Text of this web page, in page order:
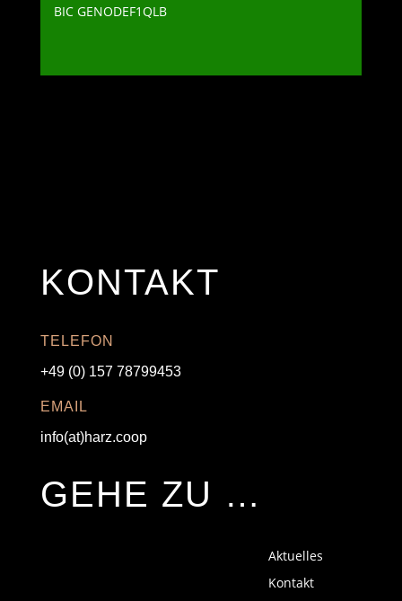
BIC GENODEF1QLB
KONTAKT
TELEFON
+49 (0) 157 78799453
EMAIL
info(at)harz.coop
GEHE ZU …
Aktuelles
Kontakt